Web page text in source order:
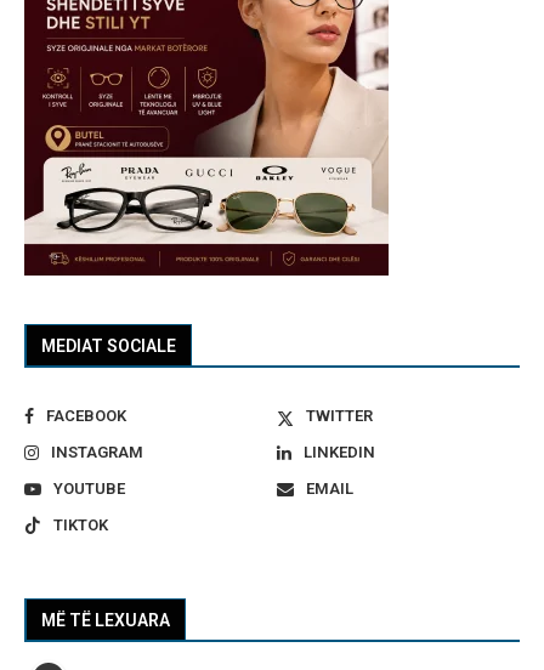
MEDIAT SOCIALE
FACEBOOK
TWITTER
INSTAGRAM
LINKEDIN
YOUTUBE
EMAIL
TIKTOK
MË TË LEXUARA